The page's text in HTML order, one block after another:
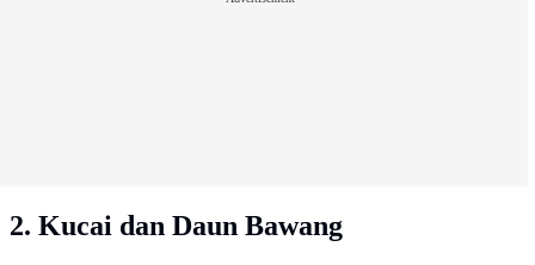
2. Kucai dan Daun Bawang